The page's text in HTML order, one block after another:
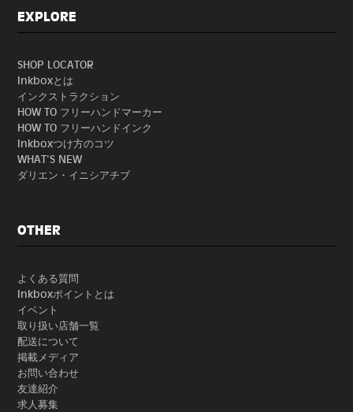
EXPLORE
SHOP LOCATOR
Inkboxとは
インクストラクション
HOW TO フリーハンドマーカー
HOW TO フリーハンドインク
Inkboxつけ方のコツ
WHAT'S NEW
ダリエン・イニシアチブ
OTHER
よくある質問
Inkboxポイントとは
イベント
取り扱い店舗一覧
配送について
掲載メディア
お問い合わせ
友達紹介
求人募集